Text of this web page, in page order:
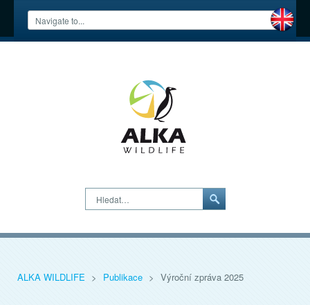
Hledat…
ALKA WILDLIFE > Publikace > Výroční zpráva 2025